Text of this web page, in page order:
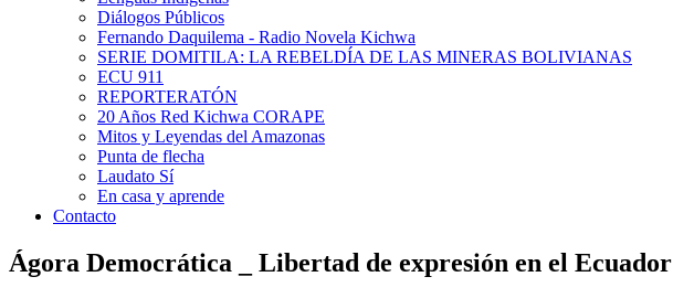
Diálogos Públicos
Fernando Daquilema - Radio Novela Kichwa
SERIE DOMITILA: LA REBELDÍA DE LAS MINERAS BOLIVIANAS
ECU 911
REPORTERATÓN
20 Años Red Kichwa CORAPE
Mitos y Leyendas del Amazonas
Punta de flecha
Laudato Sí
En casa y aprende
Contacto
Ágora Democrática _ Libertad de expresión en el Ecuador